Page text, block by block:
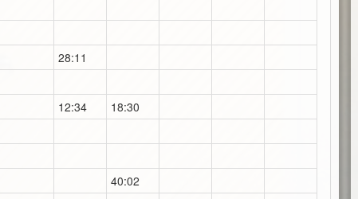
28:11
12:34
18:30
40:02